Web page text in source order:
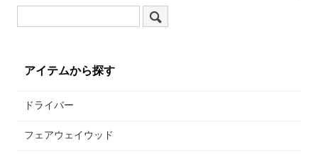
アイテムから探す
ドライバー
フェアウェイウッド